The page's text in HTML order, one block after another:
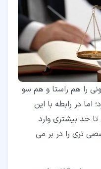
را هم راستا و هم سو
اما در رابطه با این
تا حد بیشتری وارد
تری را در بر می